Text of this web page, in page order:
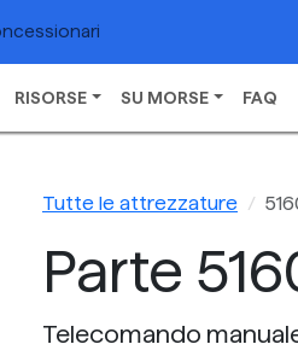
RISORSE SU MORSE FAQ
Tutte le attrezzature
Parte
Telecomando